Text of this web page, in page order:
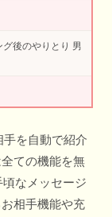
後のやりとり 男
を自動で紹介
ての機能を無
なメッセージ
相手機能や充